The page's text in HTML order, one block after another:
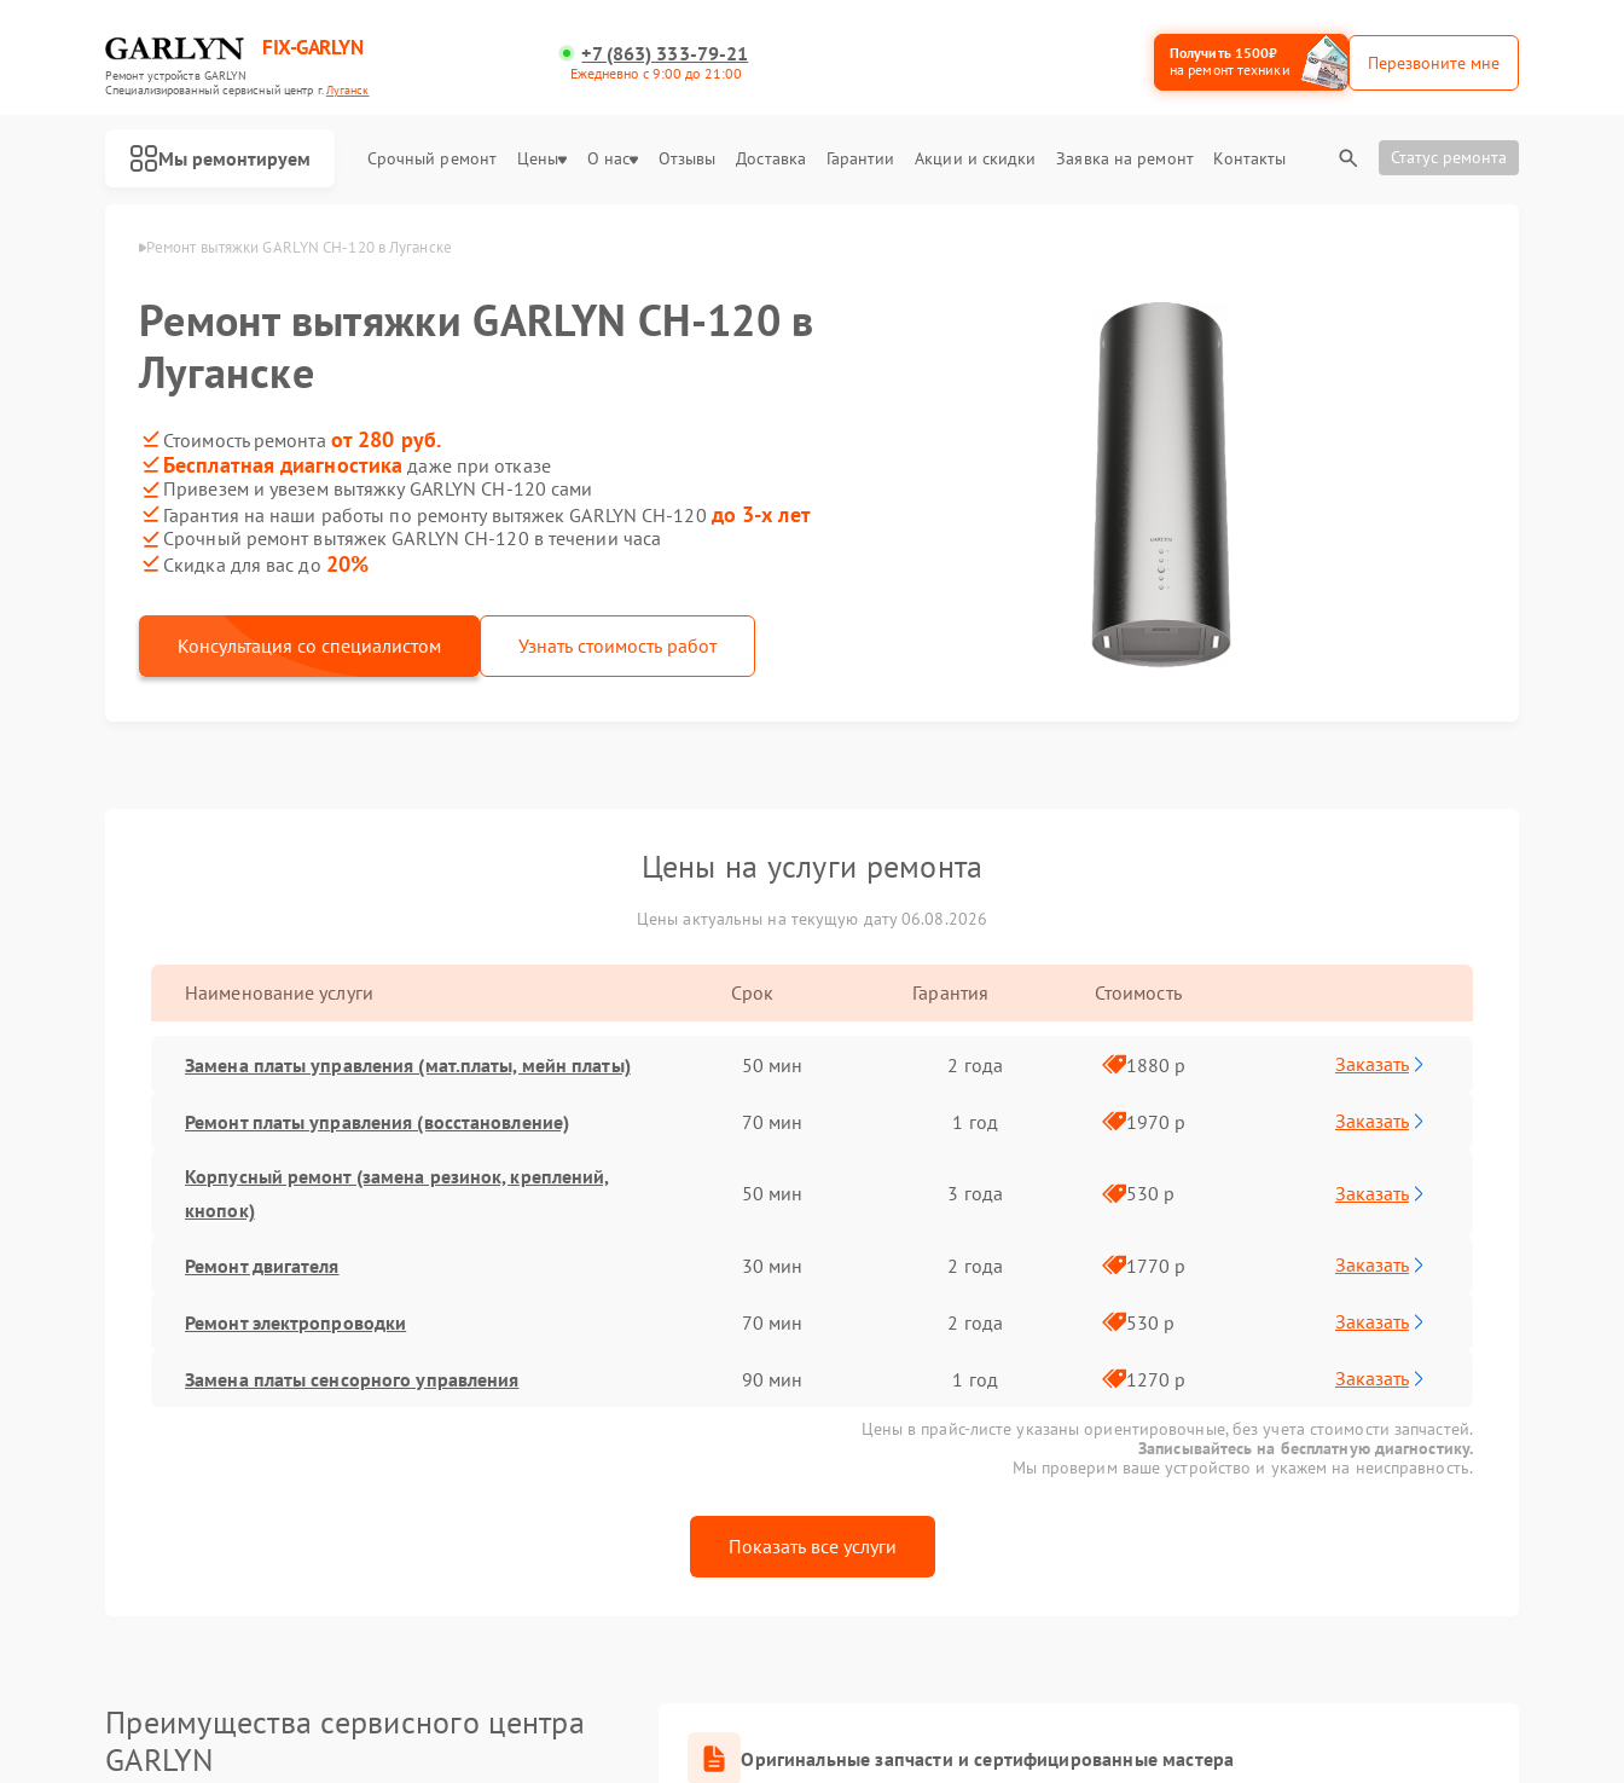
FIX-GARLYN
Ремонт устройств GARLYN
Специализированный cервисный центр г.Луганск
+7 (863) 333-79-21
Ежедневно с 9:00 до 21:00
Получить 1500₽
на ремонт техники
Перезвоните мне
Мы ремонтируем Срочный ремонт Цены О нас Отзывы Доставка Гарантии Акции и скидки Заявка на ремонт Контакты Статус ремонта
Ремонт вытяжки GARLYN CH-120 в Луганске
Ремонт вытяжки GARLYN CH-120 в
Луганске
Стоимость ремонта от 280 руб.
Бесплатная диагностика даже при отказе
Привезем и увезем вытяжку GARLYN CH-120 сами
Гарантия на наши работы по ремонту вытяжек GARLYN CH-120 до 3-х лет
Срочный ремонт вытяжек GARLYN CH-120 в течении часа
Скидка для вас до 20%
Консультация со специалистом Узнать стоимость работ
Цены на услуги ремонта
Цены актуальны на текущую дату 06.08.2026
Наименование услуги Срок Гарантия Стоимость
Замена платы управления (мат.платы, мейн платы) 50 мин 2 года 1880 р Заказать
Ремонт платы управления (восстановление) 70 мин 1 год 1970 р Заказать
Корпусный ремонт (замена резинок, креплений,
кнопок)
50 мин 3 года 530 р Заказать
Ремонт двигателя 30 мин 2 года 1770 р Заказать
Ремонт электропроводки 70 мин 2 года 530 р Заказать
Замена платы сенсорного управления 90 мин 1 год 1270 р Заказать
Цены в прайс-листе указаны ориентировочные, без учета стоимости запчастей.
Записывайтесь на бесплатную диагностику.
Мы проверим ваше устройство и укажем на неисправность.
Показать все услуги
Преимущества сервисного центра
GARLYN
Оригинальные запчасти и сертифицированные мастера